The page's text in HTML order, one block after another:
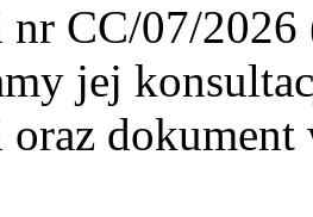
nr CC/07/
jej